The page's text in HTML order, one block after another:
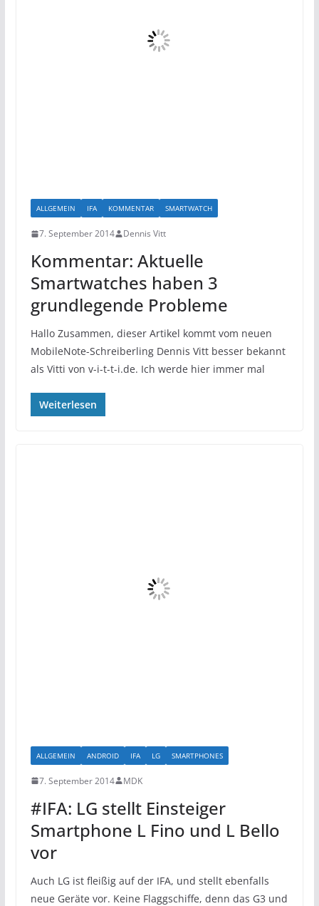
ALLGEMEIN IFA KOMMENTAR SMARTWATCH
7. September 2014 Dennis Vitt
Kommentar: Aktuelle
Smartwatches haben 3
grundlegende Probleme
Hallo Zusammen, dieser Artikel kommt vom neuen
MobileNote-Schreiberling Dennis Vitt besser bekannt
als Vitti von v-i-t-t-i.de. Ich werde hier immer mal
Weiterlesen
ALLGEMEIN ANDROID IFA LG SMARTPHONES
7. September 2014 MDK
#IFA: LG stellt Einsteiger
Smartphone L Fino und L Bello
vor
Auch LG ist fleißig auf der IFA, und stellt ebenfalls
neue Geräte vor. Keine Flaggschiffe, denn das G3 und